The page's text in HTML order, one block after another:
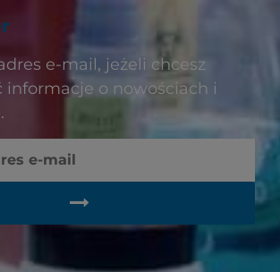
e-mail, jeżeli chcesz
informacje o nowościach i